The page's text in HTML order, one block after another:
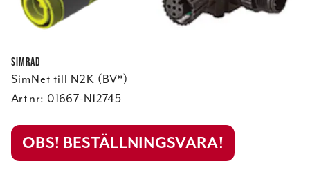
Simrad
SimNet till N2K (BV*)
Art nr: 01667-N12745
OBS! BESTÄLLNINGSVARA!